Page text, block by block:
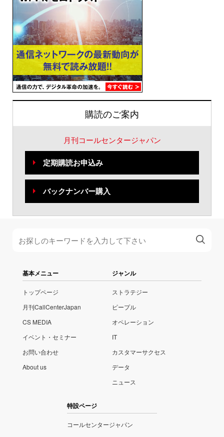
購読のご案内
月刊コールセンタージャパン
定期購読お申込み
バックナンバー購入
基本メニュー
トップページ
月刊CallCenterJapan
CS MEDIA
イベント・セミナー
お問い合わせ
About us
ジャンル
ストラテジー
ピープル
オペレーション
IT
カスタマーサクセス
データ
ニュース
特設ページ
コールセンタージャパン